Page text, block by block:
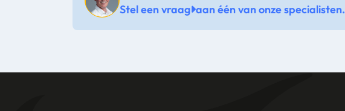
Stel een vraag aan één van onze specialisten.